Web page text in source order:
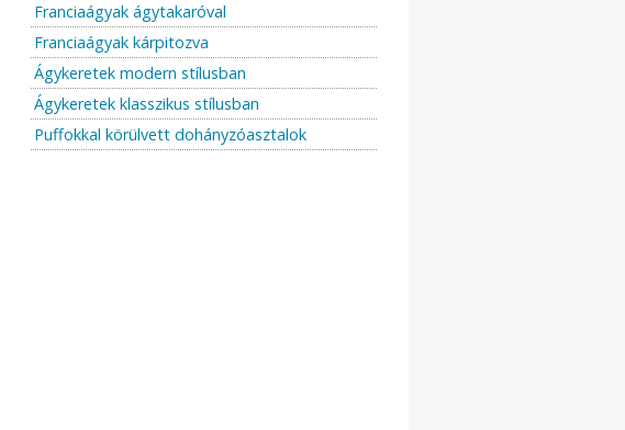
Franciaágyak ágytakaróval
Franciaágyak kárpitozva
Ágykeretek modern stílusban
Ágykeretek klasszikus stílusban
Puffokkal körülvett dohányzóasztalok